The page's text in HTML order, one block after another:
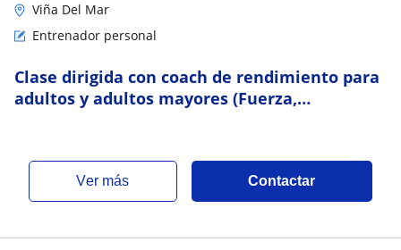
Viña Del Mar
Entrenador personal
Clase dirigida con coach de rendimiento para
adultos y adultos mayores (Fuerza,
ver más Contactar